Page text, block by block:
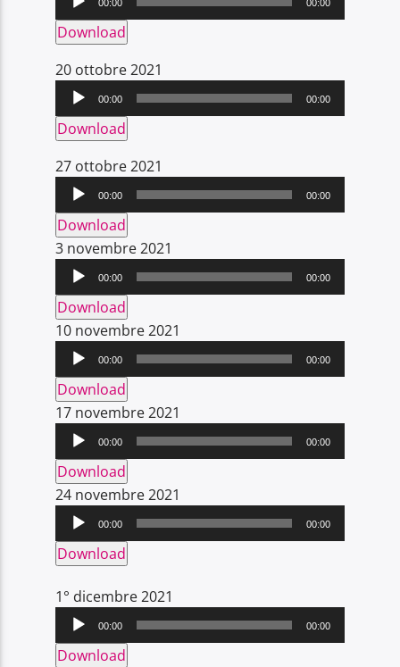
00:00 00:00
Download
20 ottobre 2021
Player
00:00 00:00
Download
27 ottobre 2021
Player
00:00 00:00
Download
3 novembre 2021
Player
00:00 00:00
Download
10 novembre 2021
Player
00:00 00:00
Download
17 novembre 2021
Player
00:00 00:00
Download
24 novembre 2021
Player
00:00 00:00
Download
1° dicembre 2021
Audio
Player
00:00 00:00
Download